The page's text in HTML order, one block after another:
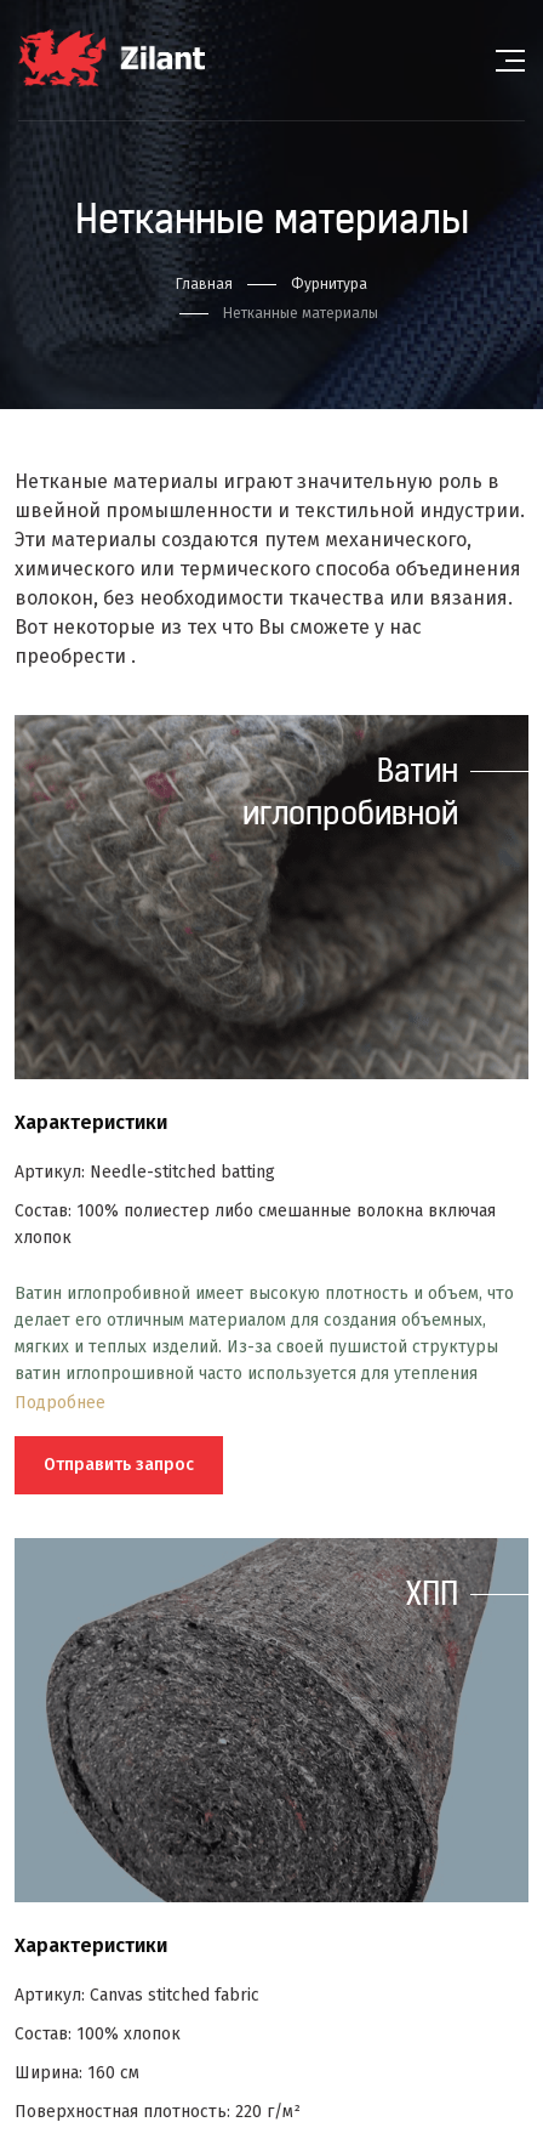
Нетканные материалы
Главная
Фурнитура
Нетканные материалы
Нетканые материалы играют значительную роль в
швейной промышленности и текстильной индустрии.
Эти материалы создаются путем механического,
химического или термического способа объединения
волокон, без необходимости ткачества или вязания.
Вот некоторые из тех что Вы сможете у нас
преобрести .
Ватин
иглопробивной
Характеристики
Артикул: Needle-stitched batting
Состав: 100% полиестер либо смешанные волокна включая
хлопок
Ватин иглопробивной имеет высокую плотность и объем, что
делает его отличным материалом для создания объемных,
мягких и теплых изделий. Из-за своей пушистой структуры
ватин иглопрошивной часто используется для утепления
одежды. Ватин иглопрошивной может быть использован для
также для изготовления игрушек и декоративных подушек.
Подробнее
Отправить запрос
ХПП
Характеристики
Артикул: Canvas stitched fabric
Состав: 100% хлопок
Ширина: 160 см
Поверхностная плотность: 220 г/м²